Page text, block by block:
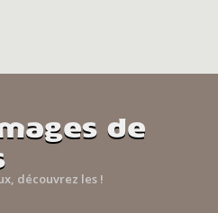
de
découvrez les !